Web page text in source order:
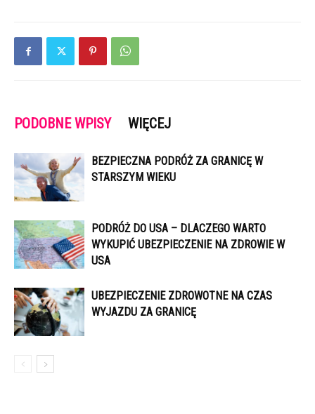
PODOBNE WPISY WIĘCEJ
BEZPIECZNA PODRÓŻ ZA GRANICĘ W
STARSZYM WIEKU
PODRÓŻ DO USA – DLACZEGO WARTO
WYKUPIĆ UBEZPIECZENIE NA ZDROWIE W
USA
UBEZPIECZENIE ZDROWOTNE NA CZAS
WYJAZDU ZA GRANICĘ